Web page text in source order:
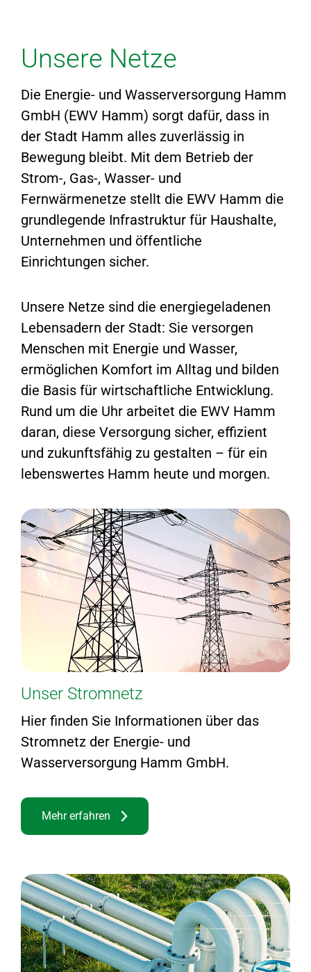
Unsere Netze
Die Energie- und Wasserversorgung Hamm
GmbH (EWV Hamm) sorgt dafür, dass in
der Stadt Hamm alles zuverlässig in
Bewegung bleibt. Mit dem Betrieb der
Strom-, Gas-, Wasser- und
Fernwärmenetze stellt die EWV Hamm die
grundlegende Infrastruktur für Haushalte,
Unternehmen und öffentliche
Einrichtungen sicher.
Unsere Netze sind die energiegeladenen
Lebensadern der Stadt: Sie versorgen
Menschen mit Energie und Wasser,
ermöglichen Komfort im Alltag und bilden
die Basis für wirtschaftliche Entwicklung.
Rund um die Uhr arbeitet die EWV Hamm
daran, diese Versorgung sicher, effizient
und zukunftsfähig zu gestalten – für ein
lebenswertes Hamm heute und morgen.
Unser Stromnetz
Hier finden Sie Informationen über das
Stromnetz der Energie- und
Wasserversorgung Hamm GmbH.
Mehr erfahren